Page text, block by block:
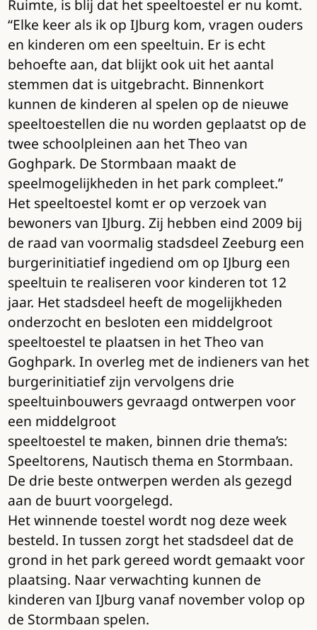
Ruimte, is blij dat het speeltoestel er nu komt.
“Elke keer als ik op IJburg kom, vragen ouders
en kinderen om een speeltuin. Er is echt
behoefte aan, dat blijkt ook uit het aantal
stemmen dat is uitgebracht. Binnenkort
kunnen de kinderen al spelen op de nieuwe
speeltoestellen die nu worden geplaatst op de
twee schoolpleinen aan het Theo van
Goghpark. De Stormbaan maakt de
speelmogelijkheden in het park compleet.”
Het speeltoestel komt er op verzoek van
bewoners van IJburg. Zij hebben eind 2009 bij
de raad van voormalig stadsdeel Zeeburg een
burgerinitiatief ingediend om op IJburg een
speeltuin te realiseren voor kinderen tot 12
jaar. Het stadsdeel heeft de mogelijkheden
onderzocht en besloten een middelgroot
speeltoestel te plaatsen in het Theo van
Goghpark. In overleg met de indieners van het
burgerinitiatief zijn vervolgens drie
speeltuinbouwers gevraagd ontwerpen voor
een middelgroot
speeltoestel te maken, binnen drie thema’s:
Speeltorens, Nautisch thema en Stormbaan.
De drie beste ontwerpen werden als gezegd
aan de buurt voorgelegd.
Het winnende toestel wordt nog deze week
besteld. In tussen zorgt het stadsdeel dat de
grond in het park gereed wordt gemaakt voor
plaatsing. Naar verwachting kunnen de
kinderen van IJburg vanaf november volop op
de Stormbaan spelen.